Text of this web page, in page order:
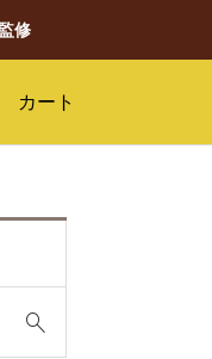
修
カート